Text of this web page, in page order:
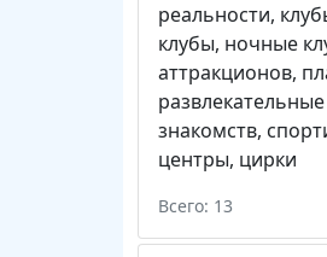
реальности,
клубы, ночные
аттракционов,
знакомств,
центры, цирки
Всего: 13